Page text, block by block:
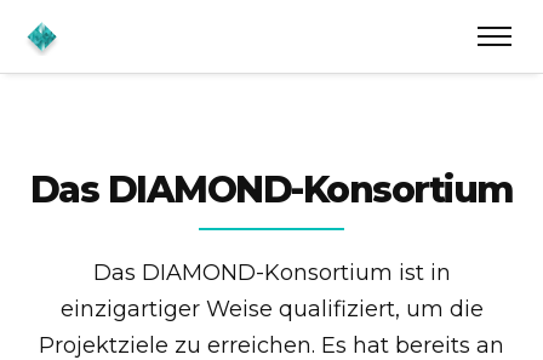
Das DIAMOND-Konsortium
Das DIAMOND-Konsortium ist in
einzigartiger Weise qualifiziert, um die
Projektziele zu erreichen. Es hat bereits an